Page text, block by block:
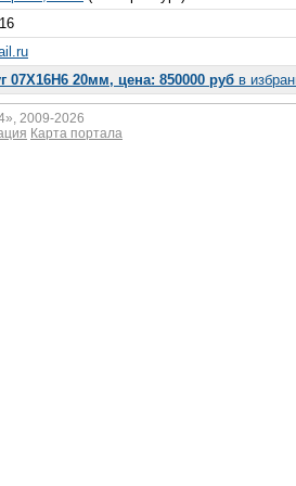
07Х16Н6 20мм, цена: 850000 руб в
», 2009-2026
Карта портала